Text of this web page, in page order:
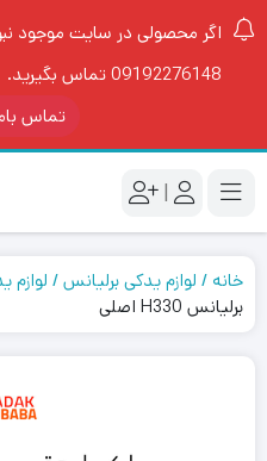
اگر محصولی در سایت موجود
09192276148 تماس بگیرید.
تماس
|
خانه لوازم یدکی برلیانس لوازم
برلیانس H330 اصلی